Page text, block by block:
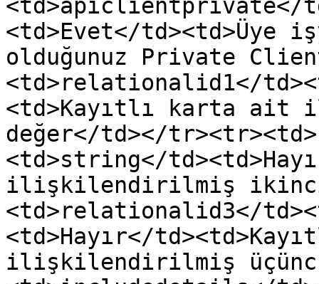
<td>apiclientprivate</
<td>Evet</td><td>Üye
olduğunuz Private
<td>relationalid1</
<td>Kayıtlı karta
değer</td></
<td>string</
ilişkilendirilmiş ikinci
<td>relationalid3</
<td>Hayır</
ilişkilendirilmiş